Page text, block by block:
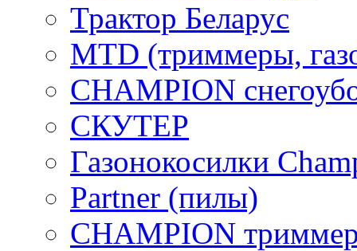
Трактор Беларус
MTD (триммеры,
CHAMPION
СКУТЕР
Газонокосилки
Partner (пилы)
CHAMPION